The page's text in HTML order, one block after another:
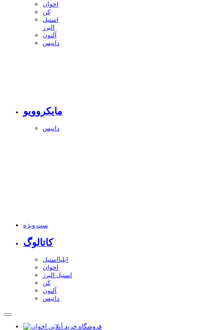
اخوان
کن
استیل
البرز
آلتون
داتیس
مایکروویو
داتیس
ست ویژه
کاتالوگ
ایلیااستیل
اخوان
استیل البرز
کن
آلتون
داتیس